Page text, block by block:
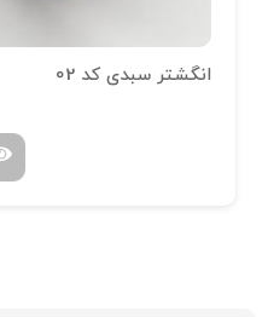
انگشتر سبدی کد 02